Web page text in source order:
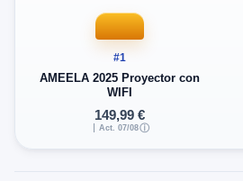
#1
AMEELA 2025 Proyector con
WIFI
149,99 €
Act. 07/08ⓘ